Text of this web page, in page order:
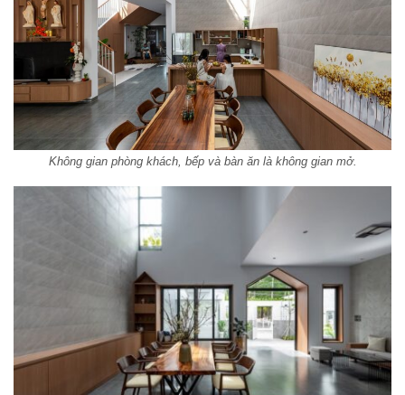
Không gian phòng khách, bếp và bàn ăn là không gian mở.